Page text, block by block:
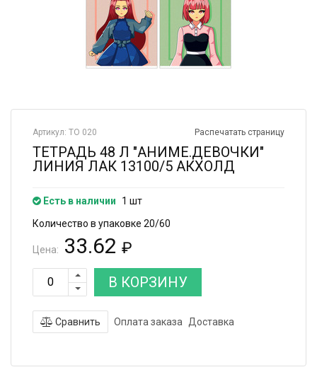
Распечатать страницу
Артикул: ТО 020
ТЕТРАДЬ 48 Л "АНИМЕ.ДЕВОЧКИ"
ЛИНИЯ ЛАК 13100/5 АКХОЛД
Есть в наличии
1 шт
Количество в упаковке 20/60
Цена: 33.62 ₽
В КОРЗИНУ
Сравнить Оплата заказа Доставка